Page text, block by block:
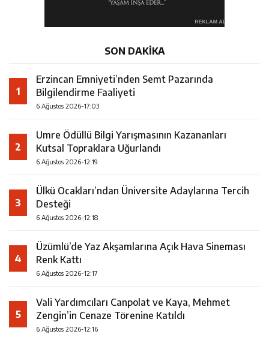
SON DAKİKA
1
Erzincan Emniyeti’nden Semt Pazarında
Bilgilendirme Faaliyeti
6 Ağustos 2026-17:03
2
Umre Ödüllü Bilgi Yarışmasının Kazananları
Kutsal Topraklara Uğurlandı
6 Ağustos 2026-12:19
3
Ülkü Ocakları’ndan Üniversite Adaylarına Tercih
Desteği
6 Ağustos 2026-12:18
4
Üzümlü’de Yaz Akşamlarına Açık Hava Sineması
Renk Kattı
6 Ağustos 2026-12:17
5
Vali Yardımcıları Canpolat ve Kaya, Mehmet
Zengin’in Cenaze Törenine Katıldı
6 Ağustos 2026-12:16